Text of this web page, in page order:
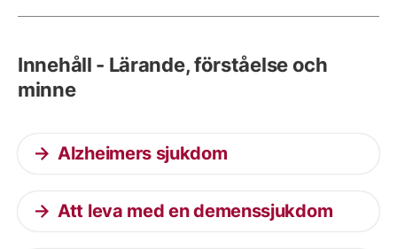
Innehåll - Lärande, förståelse och
minne
Alzheimers sjukdom
Att leva med en demenssjukdom